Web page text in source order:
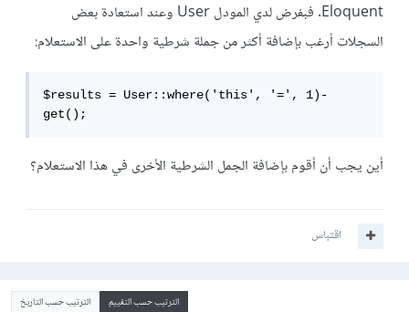
Eloquent. فبفرض لدي المودل User وعند استعادة بعض
السجلات أرغب بإضافة أكثر من جملة شرطية واحدة على الاستعلام:
$results = User::where('this', '=', 1)-
get();
أين يجب أن أقوم بإضافة الجمل الشرطية الأخرى في هذا الاستعلام؟
اقتباس
الترتيب حسب التقييم الترتيب حسب التاريخ